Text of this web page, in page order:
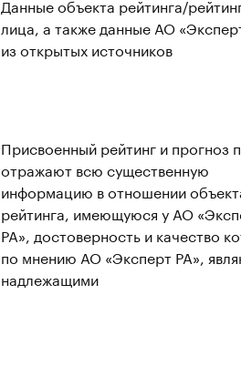
Данные объекта рейтинга/
лица, а также данные АО
из открытых источников
Присвоенный рейтинг и прогноз
отражают всю существенную
информацию в отношении
рейтинга, имеющуюся у АО
РА», достоверность и качество
по мнению АО «Эксперт РА»,
надлежащими